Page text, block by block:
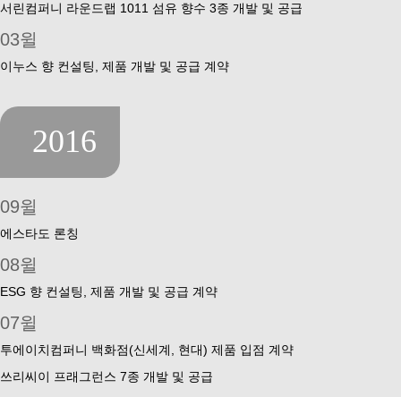
서린컴퍼니 라운드랩 1011 섬유 향수 3종 개발 및 공급
03윌
이누스 향 컨설팅, 제품 개발 및 공급 계약
2016
09윌
에스타도 론칭
08윌
ESG 향 컨설팅, 제품 개발 및 공급 계약
07윌
투에이치컴퍼니 백화점(신세계, 현대) 제품 입점 계약
쓰리씨이 프래그런스 7종 개발 및 공급